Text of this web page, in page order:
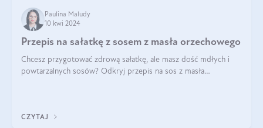
Paulina Maludy
10 kwi 2024
Przepis na sałatkę z sosem z masła orzechowego
Chcesz przygotować zdrową sałatkę, ale masz dość mdłych i
powtarzalnych sosów? Odkryj przepis na sos z masła
CZYTAJ